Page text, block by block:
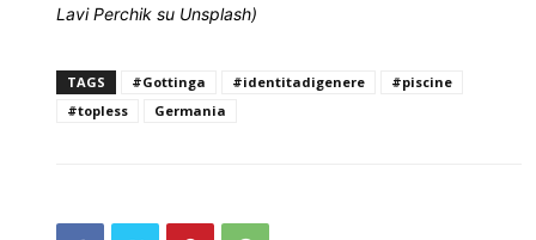
Lavi Perchik su Unsplash)
TAGS #Gottinga #identitadigenere
#piscine
#topless
Germania